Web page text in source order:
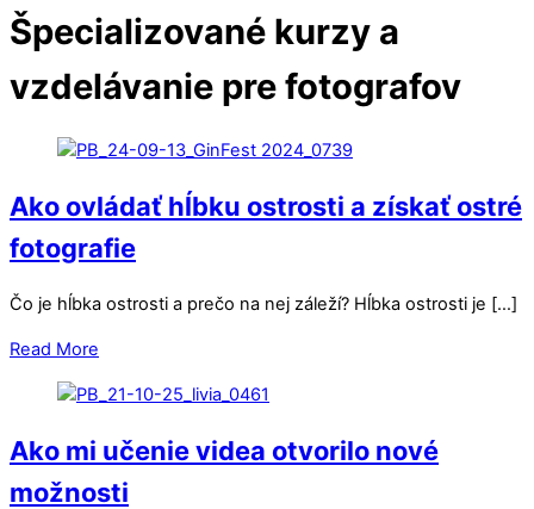
Špecializované kurzy a
vzdelávanie pre fotografov
Ako ovládať hĺbku ostrosti a získať ostré
fotografie
Čo je hĺbka ostrosti a prečo na nej záleží? Hĺbka ostrosti je […]
Read More
Ako mi učenie videa otvorilo nové
možnosti